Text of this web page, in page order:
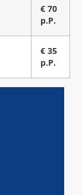
€ 70
p.P.
€ 35
p.P.